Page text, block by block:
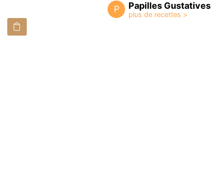
P Papilles Gustatives